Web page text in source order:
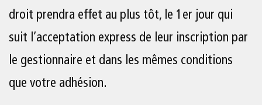
droit prendra effet au plus tôt, le 1er jour qui
suit l’acceptation express de leur inscription par
le gestionnaire et dans les mêmes conditions
que votre adhésion.